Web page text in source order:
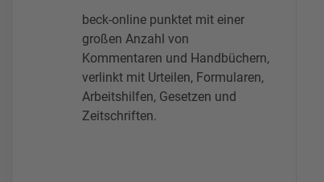
beck-online punktet mit einer
großen Anzahl von
Kommentaren und Handbüchern,
verlinkt mit Urteilen, Formularen,
Arbeitshilfen, Gesetzen und
Zeitschriften.